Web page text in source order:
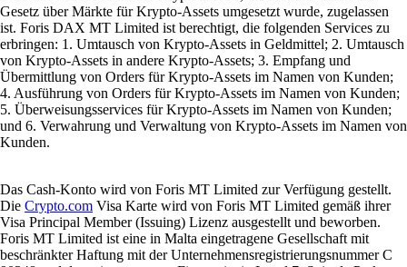
Gesetz über Märkte für Krypto-Assets umgesetzt wurde, zugelassen
ist. Foris DAX MT Limited ist berechtigt, die folgenden Services zu
erbringen: 1. Umtausch von Krypto-Assets in Geldmittel; 2. Umtausch
von Krypto-Assets in andere Krypto-Assets; 3. Empfang und
Übermittlung von Orders für Krypto-Assets im Namen von Kunden;
4. Ausführung von Orders für Krypto-Assets im Namen von Kunden;
5. Überweisungsservices für Krypto-Assets im Namen von Kunden;
und 6. Verwahrung und Verwaltung von Krypto-Assets im Namen von
Kunden.
Das Cash-Konto wird von Foris MT Limited zur Verfügung gestellt.
Die Crypto.com Visa Karte wird von Foris MT Limited gemäß ihrer
Visa Principal Member (Issuing) Lizenz ausgestellt und beworben.
Foris MT Limited ist eine in Malta eingetragene Gesellschaft mit
beschränkter Haftung mit der Unternehmensregistrierungsnummer C